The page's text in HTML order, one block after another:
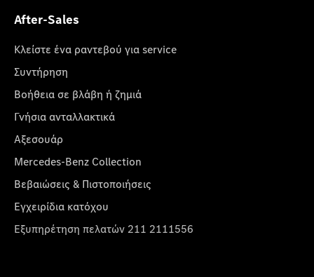
After-Sales
Κλείστε ένα ραντεβού για service
Συντήρηση
Βοήθεια σε βλάβη ή ζημιά
Γνήσια ανταλλακτικά
Αξεσουάρ
Mercedes-Benz Collection
Βεβαιώσεις & Πιστοποιήσεις
Εγχειρίδια κατόχου
Εξυπηρέτηση πελατών 211 2111556